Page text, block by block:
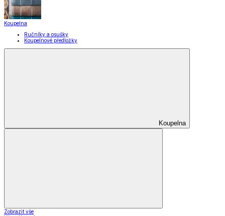
Koupelna
Ručníky a osušky
Koupelnové předložky
Koupelna
Zobrazit vše